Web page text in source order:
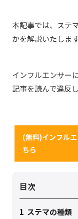
本記事では、ステ
かを解説いたします
インフルエンサー
記事を読んで違反
(無料)インフル
ちら
目次
1 ステマの種類